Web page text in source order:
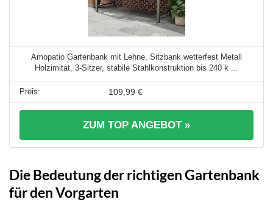
Amopatio Gartenbank mit Lehne, Sitzbank wetterfest Metall
Holzimitat, 3-Sitzer, stabile Stahlkonstruktion bis 240 k ...
109,99 €
ZUM TOP ANGEBOT »
Die Bedeutung der richtigen Gartenbank
für den Vorgarten